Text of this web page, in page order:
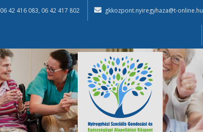
06 42 416 083, 06 42 417 802 gkkozpont.nyiregyhaza@t-online.hu